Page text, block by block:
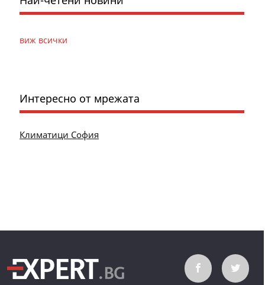
виж всички
Интересно от мрежата
Климатици София